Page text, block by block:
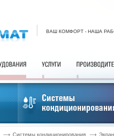
ВАШ КОМФОРТ - НАША
Системы кондиционирования